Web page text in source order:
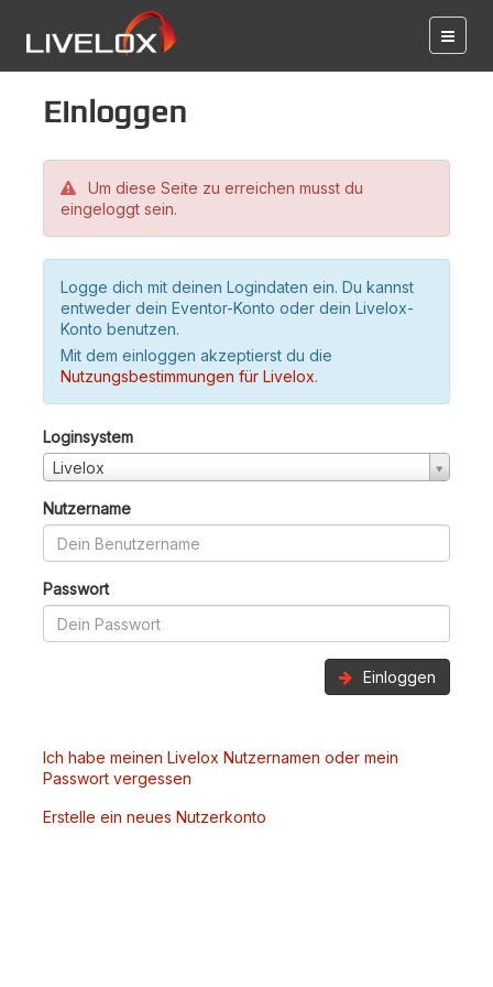
Einloggen
Um diese Seite zu erreichen musst du
eingeloggt sein.
Logge dich mit deinen Logindaten ein. Du kannst
entweder dein Eventor-Konto oder dein Livelox-
Konto benutzen.
Mit dem einloggen akzeptierst du die
Nutzungsbestimmungen für Livelox.
Loginsystem
Livelox
Nutzername
Passwort
Einloggen
Ich habe meinen Livelox Nutzernamen oder mein
Passwort vergessen
Erstelle ein neues Nutzerkonto